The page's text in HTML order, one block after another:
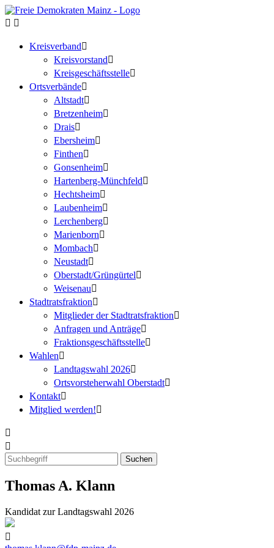
Kreisverband
Kreisvorstand
Kreisgeschäftsstelle
Ortsverbände
Altstadt
Bretzenheim
Drais
Ebersheim
Finthen
Gonsenheim
Hartenberg-Münchfeld
Hechtsheim
Laubenheim
Lerchenberg
Marienborn
Mombach
Neustadt
Oberstadt/Grüngürtel
Weisenau
Stadtratsfraktion
Mitglieder der Stadtratsfraktion
Anfragen und Anträge
Fraktionsgeschäftsstelle
Wahlen
Landtagswahl 2026
Ortsvorsteherwahl Oberstadt
Kontakt
Mitglied werden!
Thomas A. Klann
Kandidat zur Landtagswahl 2026